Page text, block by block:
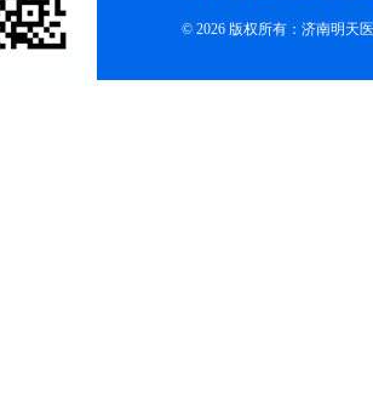
© 2026 版权所有：济南明天